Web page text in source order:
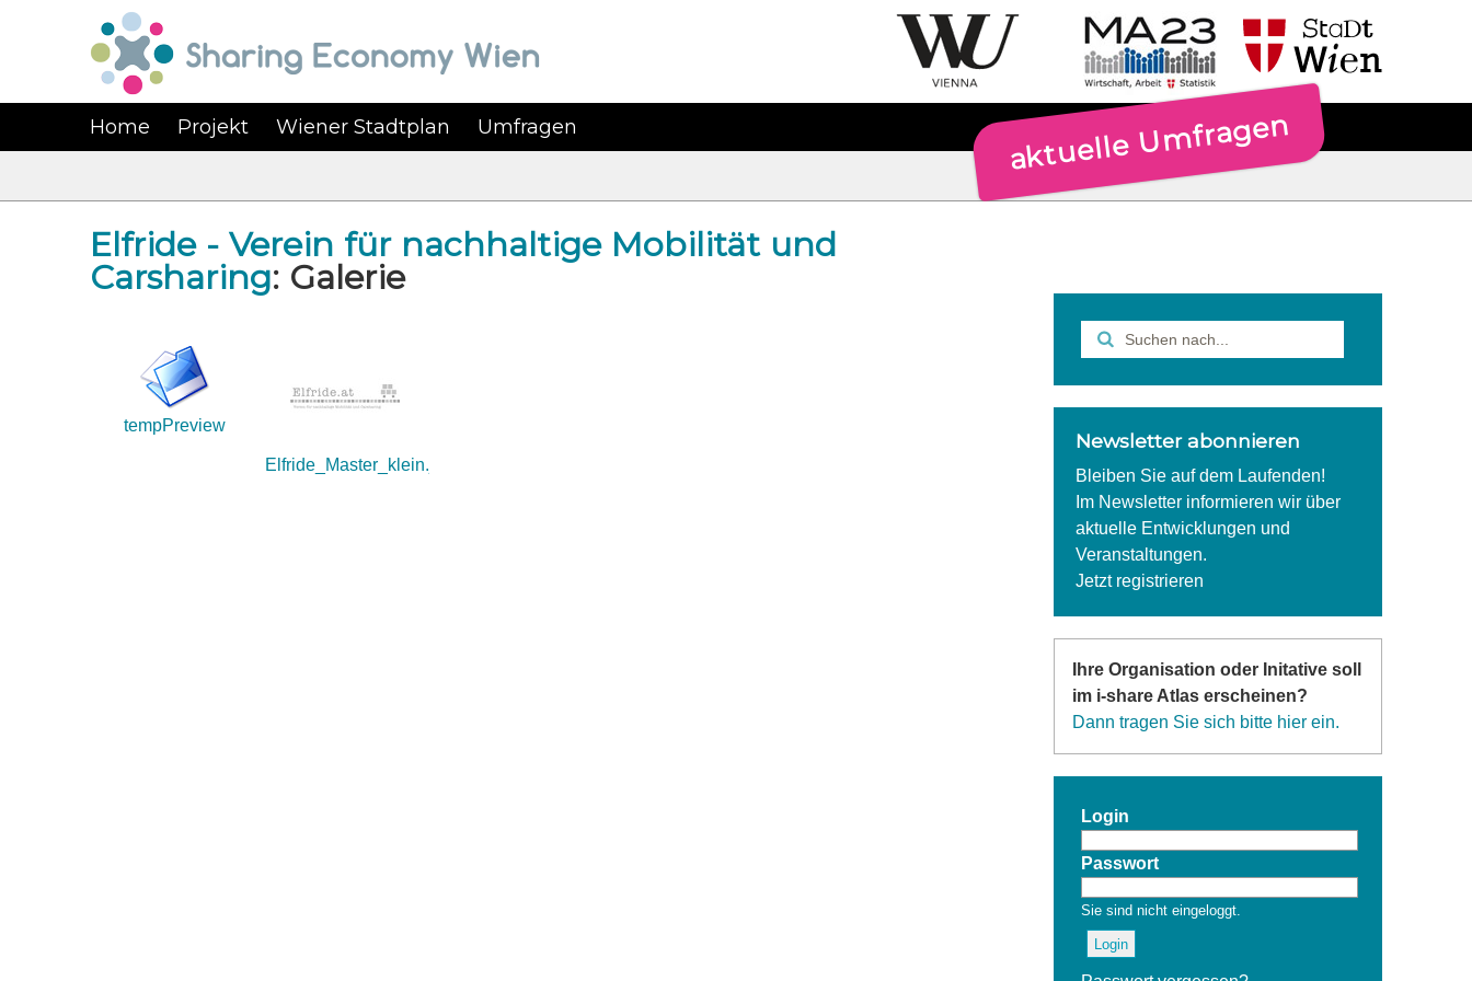
aktuelle Umfragen
Home Projekt Wiener Stadtplan Umfragen
Elfride - Verein für nachhaltige Mobilität und
Carsharing: Galerie
tempPreview
Elfride_Master_klein.jpg
Newsletter abonnieren
Bleiben Sie auf dem Laufenden!
Im Newsletter informieren wir über
aktuelle Entwicklungen und
Veranstaltungen.
Jetzt registrieren
Ihre Organisation oder Initative soll
im i-share Atlas erscheinen?
Dann tragen Sie sich bitte hier ein.
Login
Passwort
Sie sind nicht eingeloggt.
Login